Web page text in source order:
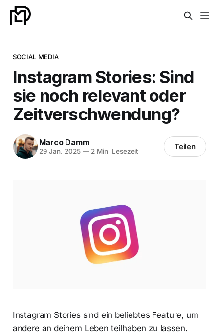
SOCIAL MEDIA
Instagram Stories: Sind
sie noch relevant oder
Zeitverschwendung?
Marco Damm
29 Jan. 2025 —2 Min. Lesezeit Teilen
Instagram Stories sind ein beliebtes Feature, um
andere an deinem Leben teilhaben zu lassen.